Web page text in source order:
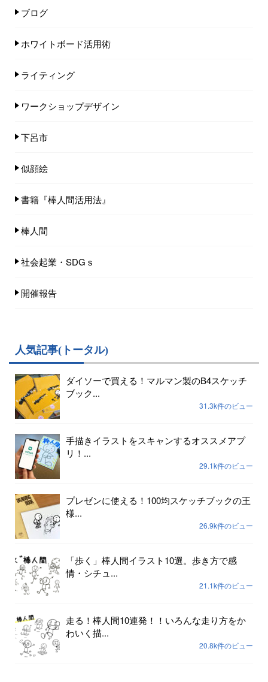
ブログ
ホワイトボード活用術
ライティング
ワークショップデザイン
下呂市
似顔絵
書籍『棒人間活用法』
棒人間
社会起業・SDGｓ
開催報告
人気記事(トータル)
ダイソーで買える！マルマン製のB4スケッチ
ブック...
31.3k件のビュー
手描きイラストをスキャンするオススメアプ
リ！...
29.1k件のビュー
プレゼンに使える！100均スケッチブックの王
様...
26.9k件のビュー
「歩く」棒人間イラスト10選。歩き方で感
情・シチュ...
21.1k件のビュー
走る！棒人間10連発！！いろんな走り方をか
わいく描...
20.8k件のビュー